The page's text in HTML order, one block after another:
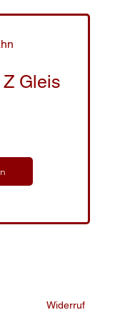
Gleis
Widerruf